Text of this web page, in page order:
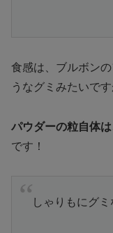
食感は、ブルボン
うなグミみたいです
パウダーの粒自体
です！
しゃりもにグ